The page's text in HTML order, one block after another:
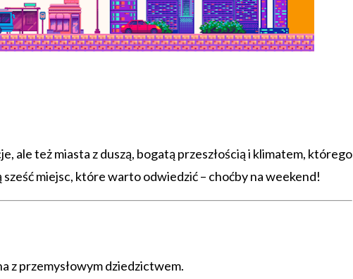
ale też miasta z duszą, bogatą przeszłością i klimatem, którego
miejsc, które warto odwiedzić – choćby na weekend!
z przemysłowym dziedzictwem.